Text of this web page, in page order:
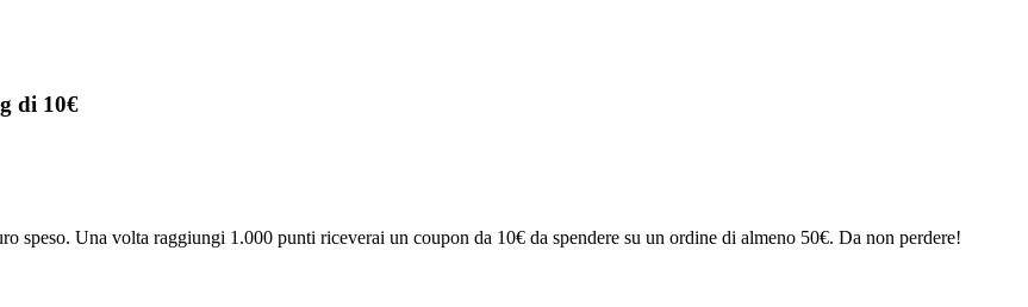
di 10€
speso. Una volta raggiungi 1.000 punti riceverai un coupon da 10€ da spendere su un ordine di almeno 50€. Da non perdere!